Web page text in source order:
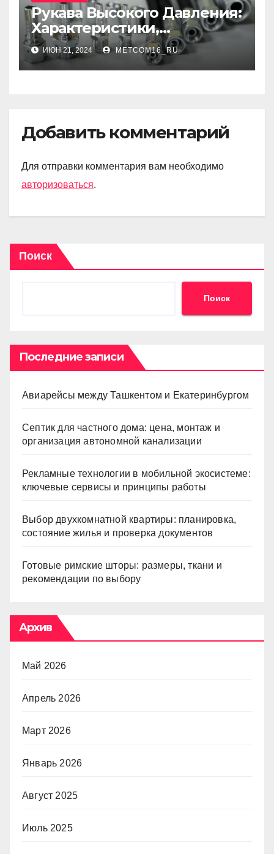
Рукава Высокого Давления:
Характеристики,
Применение и Технологии
Производства
ИЮН 21, 2024 METCOM16_RU
Добавить комментарий
Для отправки комментария вам необходимо
авторизоваться.
Поиск
Поиск
Последние записи
Авиарейсы между Ташкентом и Екатеринбургом
Септик для частного дома: цена, монтаж и
организация автономной канализации
Рекламные технологии в мобильной экосистеме:
ключевые сервисы и принципы работы
Выбор двухкомнатной квартиры: планировка,
состояние жилья и проверка документов
Готовые римские шторы: размеры, ткани и
рекомендации по выбору
Архив
Май 2026
Апрель 2026
Март 2026
Январь 2026
Август 2025
Июль 2025